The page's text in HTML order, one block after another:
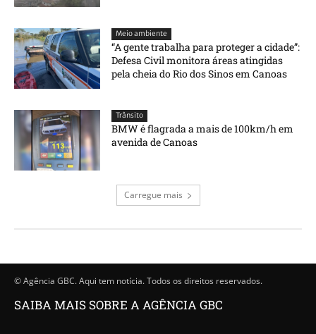
Meio ambiente
“A gente trabalha para proteger a cidade”:
Defesa Civil monitora áreas atingidas
pela cheia do Rio dos Sinos em Canoas
Trânsito
BMW é flagrada a mais de 100km/h em
avenida de Canoas
Carregue mais
© Agência GBC. Aqui tem notícia. Todos os direitos reservados.
SAIBA MAIS SOBRE A AGÊNCIA GBC